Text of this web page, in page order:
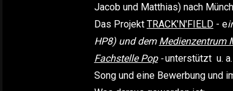
Jacob und Matthias) nach
Das Projekt TRACK'N'FIELD- e
HP8) und dem Medienzentrum
Fachstelle Pop-unterstützt u.
Song und eine Bewerbung und